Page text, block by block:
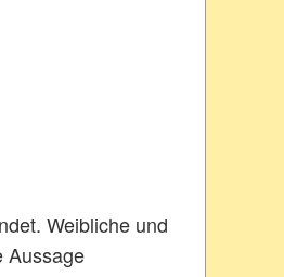
Weibliche und
Aussage